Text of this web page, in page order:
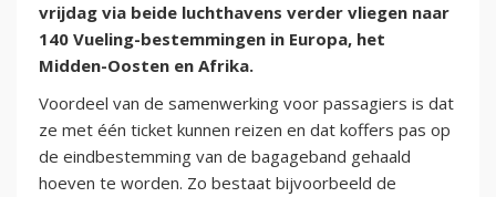
vrijdag via beide luchthavens verder vliegen naar
140 Vueling-bestemmingen in Europa, het
Midden-Oosten en Afrika.
Voordeel van de samenwerking voor passagiers is dat
ze met één ticket kunnen reizen en dat koffers pas op
de eindbestemming van de bagageband gehaald
hoeven te worden. Zo bestaat bijvoorbeeld de